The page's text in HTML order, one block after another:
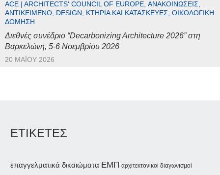
ACE | ARCHITECTS' COUNCIL OF EUROPE, ΑΝΑΚΟΙΝΏΣΕΙΣ,
ΑΝΤΙΚΕΊΜΕΝΟ, DESIGN, ΚΤΉΡΙΑ ΚΑΙ ΚΑΤΑΣΚΕΥΈΣ, ΟΙΚΟΛΟΓΙΚΉ
ΔΌΜΗΣΗ
Διεθνές συνέδριο “Decarbonizing Architecture 2026” στη
Βαρκελώνη, 5-6 Νοεμβρίου 2026
20 ΜΑΪ́ΟΥ 2026
ΕΤΙΚΕΤΕΣ
επαγγελματικά δικαιώματα ΕΜΠ αρχιτεκτονικοί διαγωνισμοί